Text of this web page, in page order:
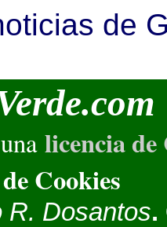
de
licencia
Cookies
R. Dosantos.